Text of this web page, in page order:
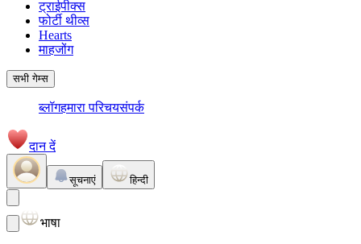
ट्राईपीक्स
फोर्टी थीव्स
Hearts
माहजोंग
सभी गेम्स
ब्लॉगहमारा परिचयसंपर्क
दान दें
सूचनाएं हिन्दी
भाषा